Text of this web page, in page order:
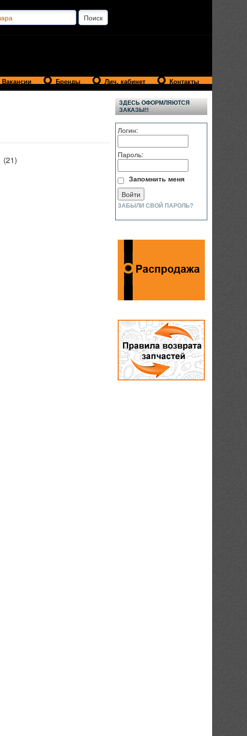
Вакансии Бренды Лич. кабинет Контакты
(21)
ЗДЕСЬ ОФОРМЛЯЮТСЯ
ЗАКАЗЫ!!
Логин:
Пароль:
Запомнить меня
ЗАБЫЛИ СВОЙ ПАРОЛЬ?